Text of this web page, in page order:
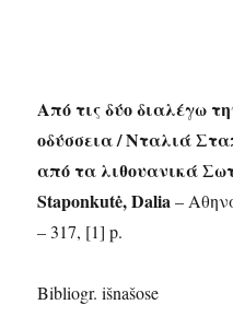
Από τις δύο διαλέγω
οδύσσεια / Νταλιά
από τα λιθουανικά
Staponkutė, Dalia–
– 317, [1] p.
Bibliogr. išnašose